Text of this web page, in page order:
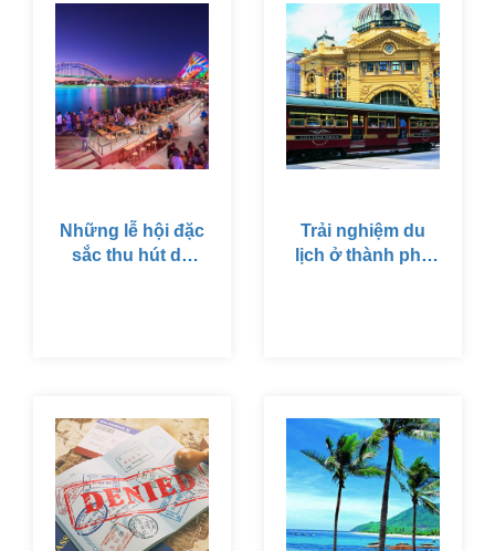
trường hợp và hoàn
cảnh hiện tại của mỗi
cá nhân người xin
visa. Gọi ngay hotline
để được tư vấn cụ
thế trường hợp của
bạn.
khác, đó là Canberra.
Những lễ hội đặc
sắc thu hút du
Trải nghiệm du
lịch ở thành phố